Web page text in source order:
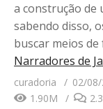
a construção de
sabendo disso,
buscar meios
Narradores de
curadoria
02/
1.90M